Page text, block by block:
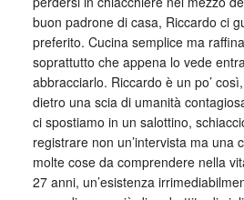
buon padrone di casa, Riccardo ci
preferito. Cucina semplice ma
soprattutto che appena lo vede
abbracciarlo. Riccardo è un po’
dietro una scia di umanità
ci spostiamo in un salottino,
registrare non un’intervista ma una
molte cose da comprendere nella
27 anni, un’esistenza